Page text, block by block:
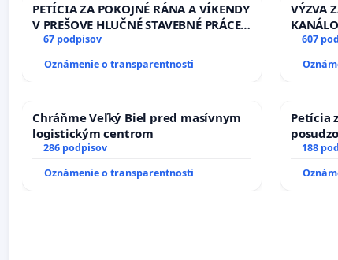
PETÍCIA ZA POKOJNÉ RÁNA A VÍKENDY
V PREŠOVE HLUČNÉ STAVEBNÉ PRÁCE
V SOBOTU LEN OD 9.00 DO 13.00
HOD., CEZ PRACOVNÝ TÝŽDEŇ CIEĽ
8.00 – 18.00 HOD. A PRAVIDELNÁ
67 podpisov
Oznámenie o transparentnosti
VÝZVA
607
Chráňme Veľký Biel pred masívnym
logistickým centrom
286 podpisov
Oznámenie o transparentnosti
Petícia
osôb s
188